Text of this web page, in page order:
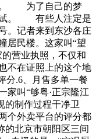
。 为了自己的梦
试。 有些人注定是
。记者来到东沙各庄
居民楼。这家叫“望
营业执照，不仅和
不在证照上的这个地
分.6、月售多单一餐
家叫“够粤·正宗隆江
的制作过程干净卫
个外卖平台的评分都
的北京市朝阳区三间